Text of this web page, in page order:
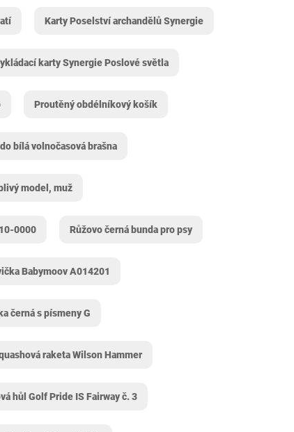
Karty Poselství archandělů Synergie
karty Synergie Poslové světla
Proutěný obdélníkový košík
bílá volnočasová brašna
model, muž
0000 Růžovo černá bunda pro psy
Babymoov A014201
černá s písmeny G
raketa Wilson Hammer
hůl Golf Pride IS Fairway č. 3